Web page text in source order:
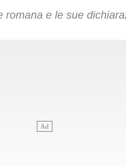
romana e le sue